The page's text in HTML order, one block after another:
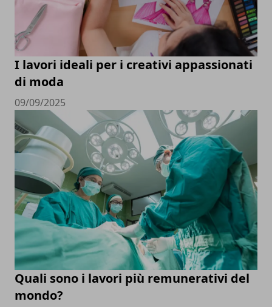
I lavori ideali per i creativi appassionati
di moda
09/09/2025
Quali sono i lavori più remunerativi del
mondo?